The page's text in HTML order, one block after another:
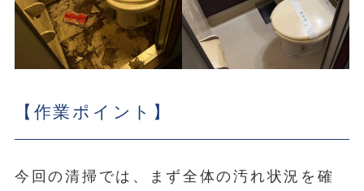
【作業ポイント】
今回の清掃では、まず全体の汚れ状況を確